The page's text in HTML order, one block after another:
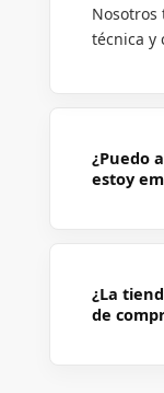
técnica y
¿Puedo
estoy
¿La
de